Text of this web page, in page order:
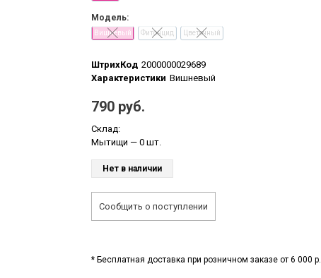
Модель:
Вишневый Фитонцид Цветочный
ШтрихКод 2000000029689
Характеристики Вишневый
790 руб.
Склад:
Мытищи — 0 шт.
Нет в наличии
Сообщить о поступлении
* Бесплатная доставка при розничном заказе от 6 000 р.